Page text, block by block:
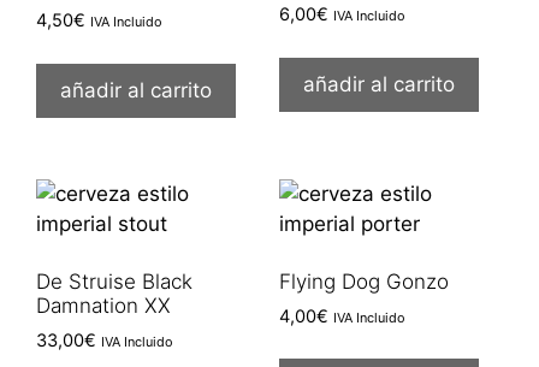
4,50€ IVA Incluido
añadir al carrito
6,00€ IVA Incluido
añadir al carrito
De Struise Black
Damnation XX
33,00€ IVA Incluido
Flying Dog Gonzo
4,00€ IVA Incluido